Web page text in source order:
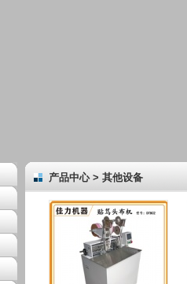
产品中心 > 其他设备